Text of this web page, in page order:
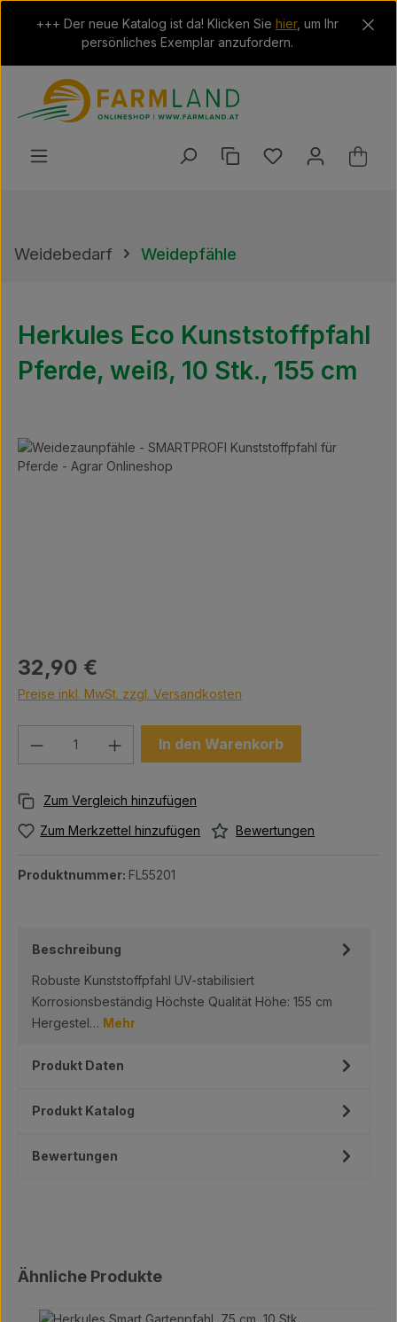
Zum Hauptinhalt springen
+++ Der neue Katalog ist da! Klicken Sie hier, um Ihr
persönliches Exemplar anzufordern.
Du hast 0
Weidebedarf Weidepfähle
Herkules Eco Kunststoffpfahl
Pferde, weiß, 10 Stk., 155 cm
Bildergalerie überspringen
Regulärer Preis:
32,90 €
Preise inkl. MwSt. zzgl. Versandkosten
Produkt Anzahl: Gib den
In den Warenkorb
Zum Merkzettel hinzufügen Bewertungen
Produktnummer: FL55201
Beschreibung
Robuste Kunststoffpfahl UV-stabilisiert
Korrosionsbeständig Höchste Qualität Höhe: 155 cm
Hergestel… Mehr
Produkt Daten
Produkt Katalog
Bewertungen
Produktgalerie überspringen
Ähnliche Produkte